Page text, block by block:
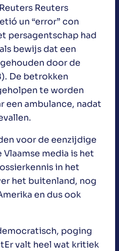
Reuters
un “error” con
persagentschap had
bewijs dat een
door de
De betrokken
te worden
een ambulance, nadat
voor de eenzijdige
media is het
in het
het buitenland, nog
en dus ook
poging
valt heel wat kritiek